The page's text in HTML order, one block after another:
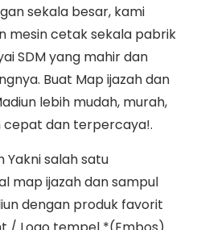
sekala besar, kami
mesin cetak sekala pabrik
SDM yang mahir dan
Buat Map ijazah dan
lebih mudah, murah,
dan terpercaya!.
Yakni salah satu
map ijazah dan sampul
dengan produk favorit